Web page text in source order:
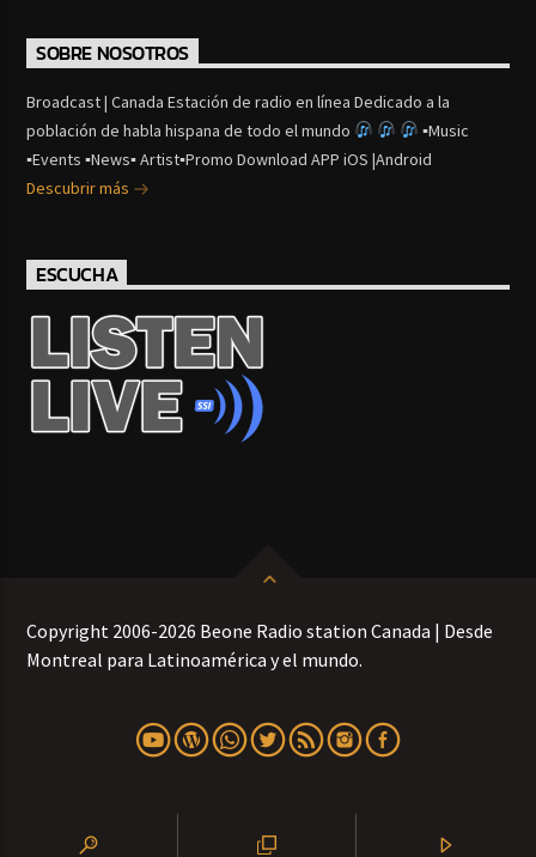
SOBRE NOSOTROS
Broadcast | Canada Estación de radio en línea Dedicado a la
población de habla hispana de todo el mundo
▪Music
▪Events ▪News▪ Artist▪Promo Download APP iOS |Android
Descubrir más
ESCUCHA
Copyright 2006-2026 Beone Radio station Canada | Desde
Montreal para Latinoamérica y el mundo.